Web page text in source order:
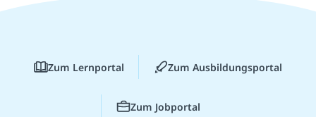
Zum Lernportal Zum Ausbildungsportal
Zum Jobportal